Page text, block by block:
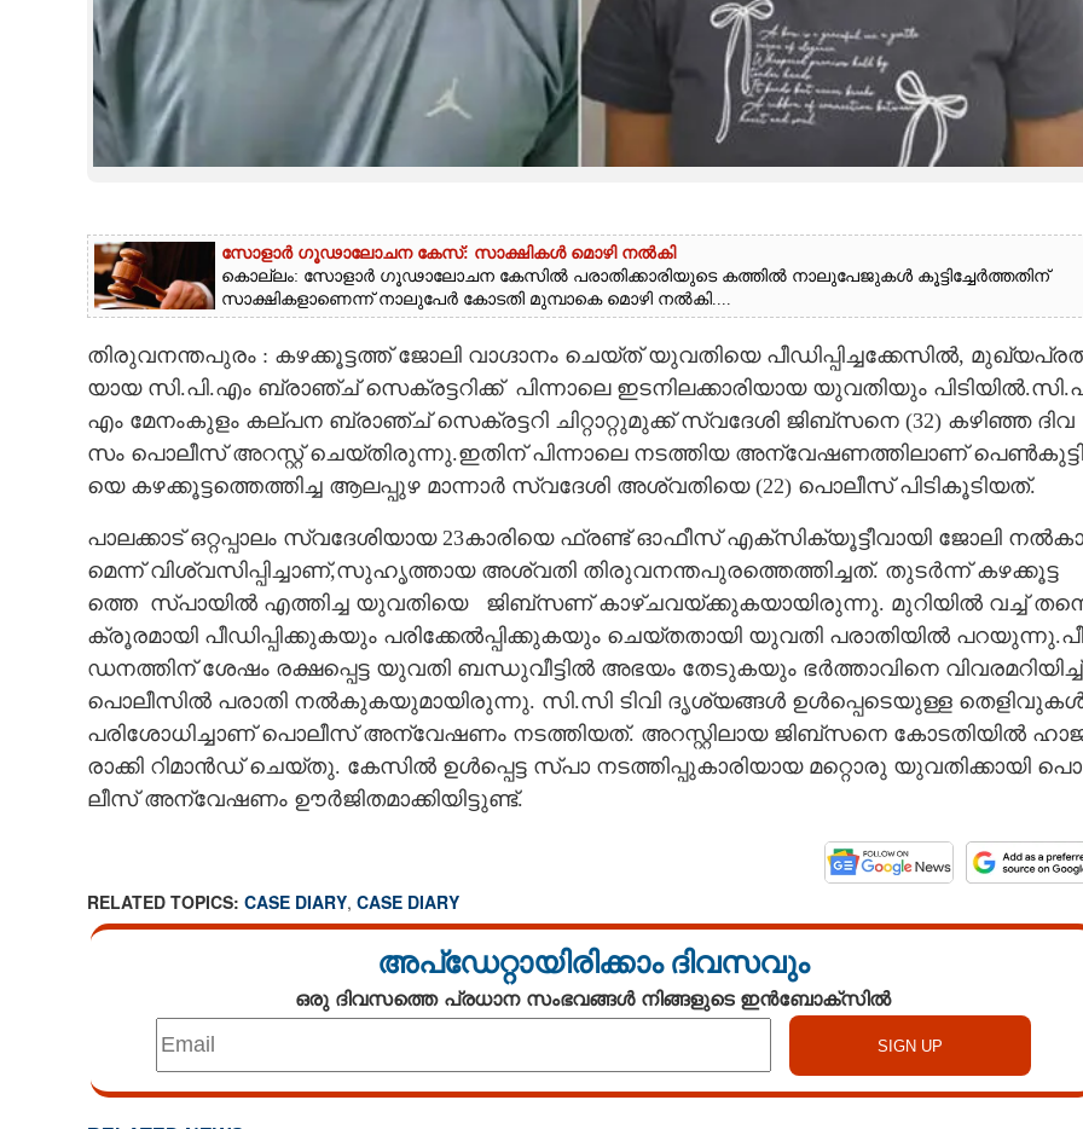
LITERATURE
CONTACT US
സോളാർ ഗൂഢാലോചന കേസ്: സാക്ഷികൾ മൊഴി നൽകി
കൊല്ലം: സോളാർ ഗൂഢാലോചന കേസിൽ പരാതിക്കാരിയുടെ കത്തിൽ നാലുപേജുകൾ കൂട്ടിച്ചേർ‌ത്തതിന്
സാക്ഷികളാണെന്ന് നാലുപേർ കോടതി മുമ്പാകെ മൊഴി നൽകി....
​തിരുവനന്തപുരം :​ ​ക​ഴ​ക്കൂ​ട്ട​ത്ത് ​ജോ​ലി​ ​വാ​ഗ്ദാ​നം​ ​ചെ​യ്ത് ​യു​വ​തി​യെ​ ​പീ​ഡി​പ്പി​ച്ച​ക്കേ​സി​ൽ,​
യാ​യ​ ​സി.​പി.​എം​ ​ബ്രാ​ഞ്ച് ​സെ​ക്ര​ട്ട​റി​ക്ക് ​ പി​ന്നാ​ലെ​ ​ഇ​ട​നി​ല​ക്കാ​രി​യാ​യ​ ​യു​വ​തി​യും​
എം​ ​മേ​നം​കു​ളം​ ​ക​ല്പ​ന​ ​ബ്രാ​ഞ്ച് ​സെ​ക്ര​ട്ട​റി​ ​ചി​റ്റാ​റ്റു​മു​ക്ക് ​സ്വ​ദേ​ശി​ ​ജി​ബ്‌​സ​നെ​ ​(32​)​ ​ക​ഴി​ഞ്ഞ​ ​ദി​വ​
സം​ ​പൊ​ലീ​സ് ​അ​റ​സ്റ്റ് ​ചെ​യ്തി​രു​ന്നു.​ഇ​തി​ന് ​പി​ന്നാ​ലെ​ ​ന​ട​ത്തി​യ​ ​അ​ന്വേ​ഷ​ണ​ത്തി​ലാ​ണ് ​പെ​ൺ​കു​ട്ടി​
യെ​ ​ക​ഴ​ക്കൂ​ട്ട​ത്തെ​ത്തി​ച്ച​ ​ആ​ല​പ്പു​ഴ​ ​മാ​ന്നാ​ർ​ ​സ്വ​ദേ​ശി​ ​അ​ശ്വ​തി​യെ​ ​(22​)​ ​പൊ​ലീ​സ് ​പി​ടി​കൂ​ടി​യ​ത്.​ ​​​
പാ​ല​ക്കാ​ട് ​ഒ​റ്റ​പ്പാ​ലം​ ​സ്വ​ദേ​ശി​യാ​യ​ 23​കാ​രി​യെ​ ​ഫ്ര​ണ്ട് ​ഓ​ഫീ​സ് ​എ​ക്‌​സി​ക്യൂ​ട്ടീ​വാ​യി​ ​ജോ​ലി​ ​ന​ൽ​കാ​
മെ​ന്ന് ​വി​ശ്വ​സി​പ്പി​ച്ചാ​ണ്,​സു​ഹൃ​ത്താ​യ​ ​അ​ശ്വ​തി​ ​തി​രു​വ​ന​ന്ത​പു​ര​ത്തെ​ത്തി​ച്ച​ത്.​ ​തു​ട​ർ​ന്ന് ​ക​ഴ​ക്കൂ​ട്ട​
ത്തെ ​ ​സ്പാ​യി​ൽ​ ​എ​ത്തി​ച്ച​ ​യു​വ​തി​യെ​ ​ ​ ​ജി​ബ്‌​സ​ണ് ​കാ​ഴ്ച​വ​യ്ക്കു​ക​യാ​യി​രു​ന്നു. മു​റി​യി​ൽ​ ​വ​ച്ച്
​ക്രൂ​ര​മാ​യി​ ​പീ​ഡി​പ്പി​ക്കു​ക​യും​ ​പ​രി​ക്കേ​ൽ​പ്പി​ക്കു​ക​യും​ ​ചെ​യ്ത​താ​യി​ ​യു​വ​തി​ ​പ​രാ​തി​യി​ൽ​ ​പ​റ​യു​ന്നു.​പീ​
ഡ​ന​ത്തി​ന് ​ശേ​ഷം​ ​ര​ക്ഷ​പ്പെ​ട്ട​ ​യു​വ​തി​ ​ബ​ന്ധു​വീ​ട്ടി​ൽ​ ​അ​ഭ​യം​ ​തേ​ടു​ക​യും​ ​ഭ​ർ​ത്താ​വി​നെ​
പൊ​ലീ​സി​ൽ​ ​പ​രാ​തി​ ​ന​ൽ​കു​ക​യു​മാ​യി​രു​ന്നു.​ ​സി.​സി​ ​ടി​വി​ ​ദൃ​ശ്യ​ങ്ങ​ൾ​ ​ഉ​ൾ​പ്പെ​ടെ​യു​ള്ള​ ​തെ​ളി​വു​ക​ൾ​
പ​രി​ശോ​ധി​ച്ചാ​ണ് ​പൊ​ലീ​സ് ​അ​ന്വേ​ഷ​ണം​ ​ന​ട​ത്തി​യ​ത്.​ ​അ​റ​സ്റ്റി​ലാ​യ​ ​ജി​ബ്‌​സ​നെ​ ​കോ​ട​തി​യി​ൽ​
രാ​ക്കി​ ​റി​മാ​ൻ​ഡ് ​ചെ​യ്തു.​ ​കേ​സി​ൽ​ ​ഉ​ൾ​പ്പെ​ട്ട​ ​സ്പാ​ ​ന​ട​ത്തി​പ്പു​കാ​രി​യാ​യ​ ​മ​റ്റൊ​രു​ ​യു​വ​തി​ക്കാ​യി​ ​പൊ​
ലീ​സ് ​അ​ന്വേ​ഷ​ണം​ ​ഊ​ർ​ജി​ത​മാ​ക്കി​യി​ട്ടു​ണ്ട്.
RELATED TOPICS: CASE DIARY, CASE DIARY
അപ്ഡേറ്റായിരിക്കാം ദിവസവും
ഒരു ദിവസത്തെ പ്രധാന സംഭവങ്ങൾ നിങ്ങളുടെ ഇൻബോക്സിൽ